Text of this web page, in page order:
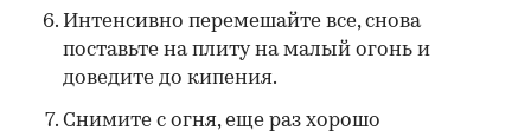
Интенсивно перемешайте все, снова
поставьте на плиту на малый огонь и
доведите до кипения.
Снимите с огня, еще раз хорошо